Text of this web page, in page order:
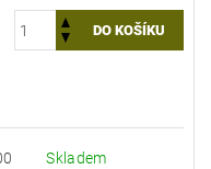
Skladem